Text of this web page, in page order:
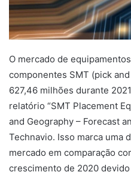
O mercado de
componentes SMT (pick
627,46 milhões durante
relatório “SMT Placement
and Geography – Forecast
Technavio. Isso marca uma
mercado em comparação
crescimento de 2020